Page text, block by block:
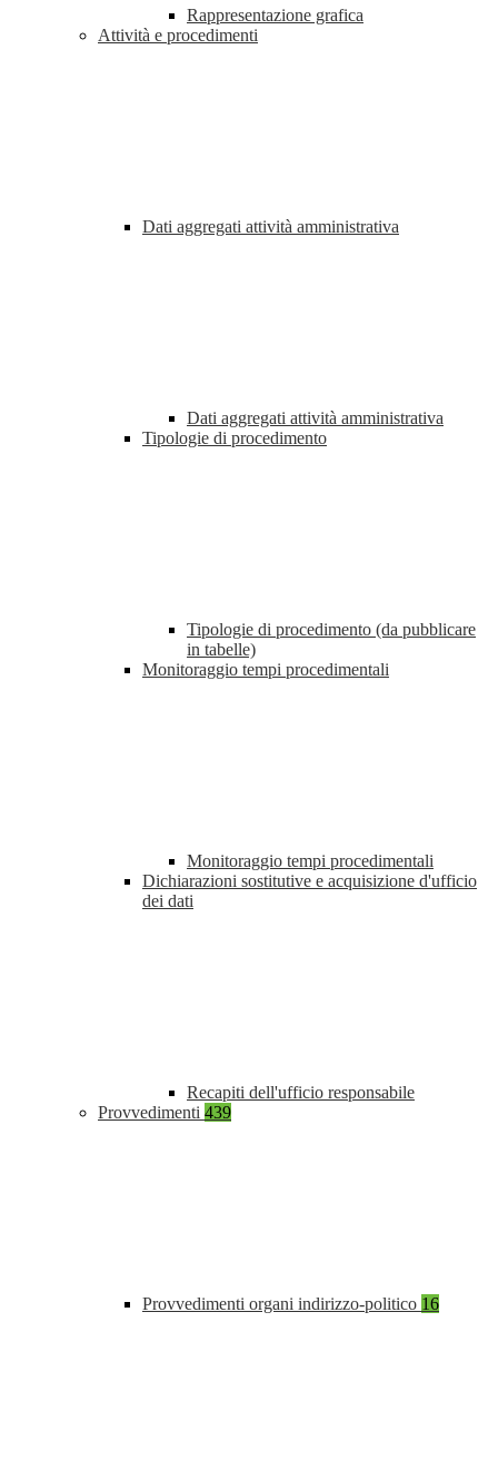
Rappresentazione grafica
Attività e procedimenti
Dati aggregati attività amministrativa
Dati aggregati attività amministrativa
Tipologie di procedimento
Tipologie di procedimento (da pubblicare
in tabelle)
Monitoraggio tempi procedimentali
Monitoraggio tempi procedimentali
Dichiarazioni sostitutive e acquisizione d'ufficio
dei dati
Recapiti dell'ufficio responsabile
Provvedimenti 439
Provvedimenti organi indirizzo-politico 16